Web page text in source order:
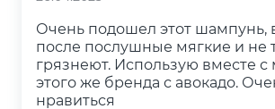
Очень подошел этот шампунь,
после послушные мягкие и не
грязнеют. Использую вместе с
этого же бренда с авокадо.
нравиться